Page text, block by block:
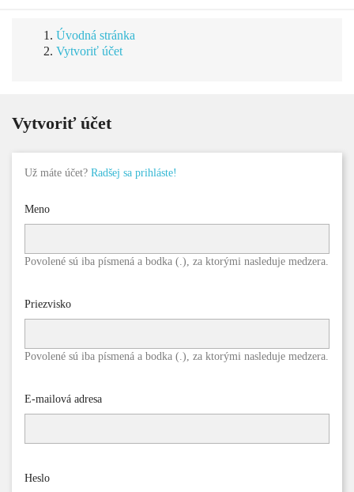
Úvodná stránka
Vytvoriť účet
Vytvoriť účet
Už máte účet? Radšej sa prihláste!
Meno
Povolené sú iba písmená a bodka (.), za ktorými nasleduje medzera.
Priezvisko
Povolené sú iba písmená a bodka (.), za ktorými nasleduje medzera.
E-mailová adresa
Heslo